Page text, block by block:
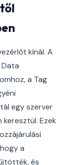
kínál. A
a Tag
egy szerver
Ezek
a
és